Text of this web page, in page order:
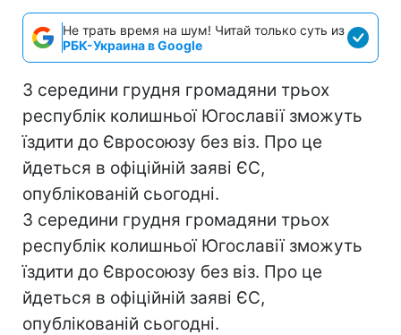
Не трать время на шум! Читай только суть из
РБК-Украина в Google
З середини грудня громадяни трьох
республік колишньої Югославії зможуть
їздити до Євросоюзу без віз. Про це
йдеться в офіційній заяві ЄС,
опублікованій сьогодні.
З середини грудня громадяни трьох
республік колишньої Югославії зможуть
їздити до Євросоюзу без віз. Про це
йдеться в офіційній заяві ЄС,
опублікованій сьогодні.